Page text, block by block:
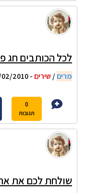
לכל הכותבים חג
מרים/ שירים - 26/02/2010 14:59
0
תגובות
שולחת לכם את